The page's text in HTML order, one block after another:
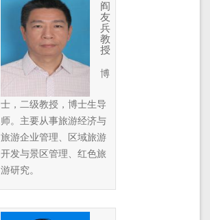
阎
友
兵
教
授
博
士，二级教授，博士生导
师。主要从事旅游经济与
旅游企业管理、区域旅游
开发与景区管理、红色旅
游研究。